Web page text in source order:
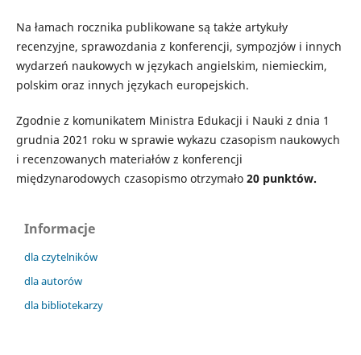
Na łamach rocznika publikowane są także artykuły
recenzyjne, sprawozdania z konferencji, sympozjów i innych
wydarzeń naukowych w językach angielskim, niemieckim,
polskim oraz innych językach europejskich.
Zgodnie z komunikatem Ministra Edukacji i Nauki z dnia 1
grudnia 2021 roku w sprawie wykazu czasopism naukowych
i recenzowanych materiałów z konferencji
międzynarodowych czasopismo otrzymało20 punktów.
Informacje
dla czytelników
dla autorów
dla bibliotekarzy